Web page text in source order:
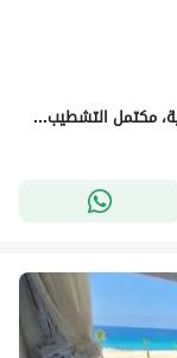
للبيع شاليه أرضي مزدوج الإطلالة بموقع متميز للغاية، مكتمل التشطيب - على بعد 200 متر فقط من الشاطئ - في قلب الساحل الشمالي.